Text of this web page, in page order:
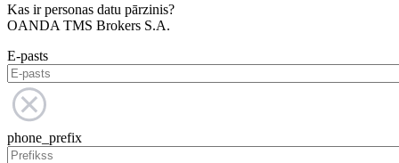
Kas ir personas datu pārzinis?
OANDA TMS Brokers S.A.
E-pasts
phone_prefix